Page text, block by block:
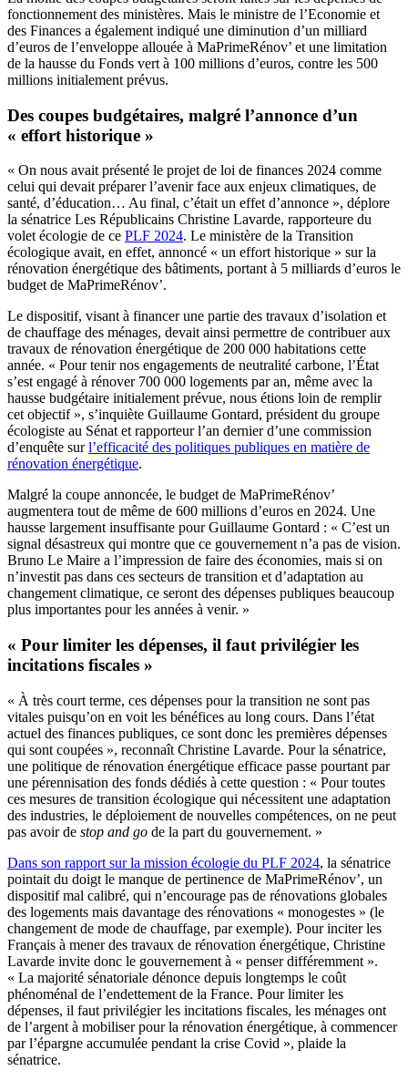
fonctionnement des ministères. Mais le ministre de l’Economie et
des Finances a également indiqué une diminution d’un milliard
d’euros de l’enveloppe allouée à MaPrimeRénov’ et une limitation
de la hausse du Fonds vert à 100 millions d’euros, contre les 500
millions initialement prévus.
Des coupes budgétaires, malgré l’annonce d’un
« effort historique »
« On nous avait présenté le projet de loi de finances 2024 comme
celui qui devait préparer l’avenir face aux enjeux climatiques, de
santé, d’éducation… Au final, c’était un effet d’annonce », déplore
la sénatrice Les Républicains Christine Lavarde, rapporteure du
volet écologie de ce PLF 2024. Le ministère de la Transition
écologique avait, en effet, annoncé « un effort historique » sur la
rénovation énergétique des bâtiments, portant à 5 milliards d’euros le
budget de MaPrimeRénov’.
Le dispositif, visant à financer une partie des travaux d’isolation et
de chauffage des ménages, devait ainsi permettre de contribuer aux
travaux de rénovation énergétique de 200 000 habitations cette
année. « Pour tenir nos engagements de neutralité carbone, l’État
s’est engagé à rénover 700 000 logements par an, même avec la
hausse budgétaire initialement prévue, nous étions loin de remplir
cet objectif », s’inquiète Guillaume Gontard, président du groupe
écologiste au Sénat et rapporteur l’an dernier d’une commission
d’enquête surl’efficacité des politiques publiques en matière de
rénovation énergétique.
Malgré la coupe annoncée, le budget de MaPrimeRénov’
augmentera tout de même de 600 millions d’euros en 2024. Une
hausse largement insuffisante pour Guillaume Gontard : « C’est un
signal désastreux qui montre que ce gouvernement n’a pas de vision.
Bruno Le Maire a l’impression de faire des économies, mais si on
n’investit pas dans ces secteurs de transition et d’adaptation au
changement climatique, ce seront des dépenses publiques beaucoup
plus importantes pour les années à venir. »
« Pour limiter les dépenses, il faut privilégier les
incitations fiscales »
« À très court terme, ces dépenses pour la transition ne sont pas
vitales puisqu’on en voit les bénéfices au long cours. Dans l’état
actuel des finances publiques, ce sont donc les premières dépenses
qui sont coupées », reconnaît Christine Lavarde. Pour la sénatrice,
une politique de rénovation énergétique efficace passe pourtant par
une pérennisation des fonds dédiés à cette question : « Pour toutes
ces mesures de transition écologique qui nécessitent une adaptation
des industries, le déploiement de nouvelles compétences, on ne peut
pas avoir de stop and go de la part du gouvernement. »
Dans son rapport sur la mission écologie du PLF 2024, la sénatrice
pointait du doigt le manque de pertinence de MaPrimeRénov’, un
dispositif mal calibré, qui n’encourage pas de rénovations globales
des logements mais davantage des rénovations « monogestes » (le
changement de mode de chauffage, par exemple). Pour inciter les
Français à mener des travaux de rénovation énergétique, Christine
Lavarde invite donc le gouvernement à « penser différemment ».
« La majorité sénatoriale dénonce depuis longtemps le coût
phénoménal de l’endettement de la France. Pour limiter les
dépenses, il faut privilégier les incitations fiscales, les ménages ont
de l’argent à mobiliser pour la rénovation énergétique, à commencer
par l’épargne accumulée pendant la crise Covid », plaide la
sénatrice.